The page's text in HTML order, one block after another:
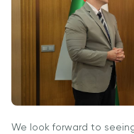
Cambridge
We look forward to